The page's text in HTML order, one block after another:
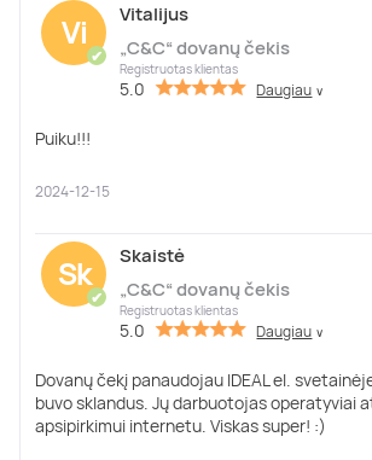
Vi
✔
Vitalijus
„C&C“ dovanų čekis
Registruotas klientas
5.0 Daugiau ∨
Puiku!!!
2024-12-15
Sk
✔
Skaistė
„C&C“ dovanų čekis
Registruotas klientas
5.0 Daugiau ∨
Dovanų čekį panaudojau IDEAL el.
buvo sklandus. Jų darbuotojas operatyviai
apsipirkimui internetu. Viskas super! :)